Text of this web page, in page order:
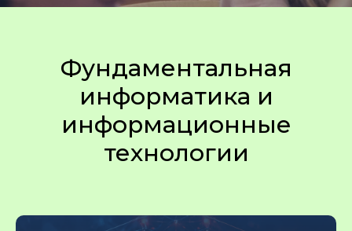
Фундаментальная
информатика и
информационные
технологии